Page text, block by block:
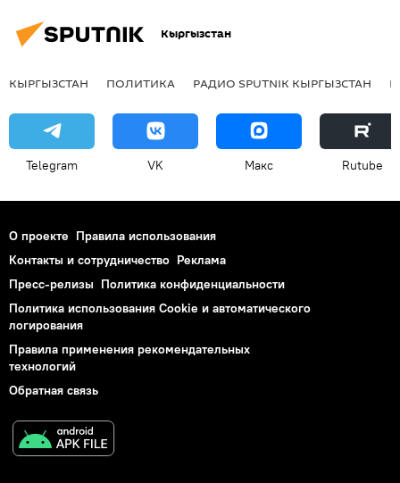
Кыргызстан
КЫРГЫЗСТАН ПОЛИТИКА РАДИО SPUTNIK КЫРГЫЗСТАН
Telegram VK Макс Rutube
О проекте Правила использования
Контакты и сотрудничество Реклама
Пресс-релизы Политика конфиденциальности
Политика использования Cookie и автоматического
логирования
Правила применения рекомендательных
технологий
Обратная связь